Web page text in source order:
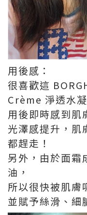
用後感：
很喜歡這
Crème 淨透水
用後即時感到肌
光澤感提升，肌
都趕走！
另外，由於面霜
油，
所以很快被肌膚
並賦予絲滑、細